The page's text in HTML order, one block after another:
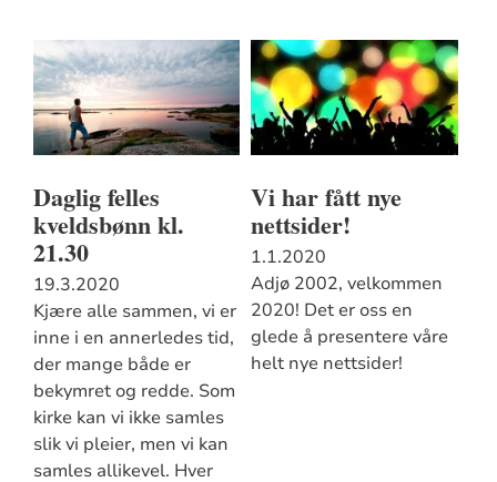
Daglig felles
kveldsbønn kl.
21.30
19.3.2020
Kjære alle sammen, vi er
inne i en annerledes tid,
der mange både er
bekymret og redde. Som
kirke kan vi ikke samles
slik vi pleier, men vi kan
samles allikevel. Hver
Vi har fått nye
nettsider!
1.1.2020
Adjø 2002, velkommen
2020! Det er oss en
glede å presentere våre
helt nye nettsider!